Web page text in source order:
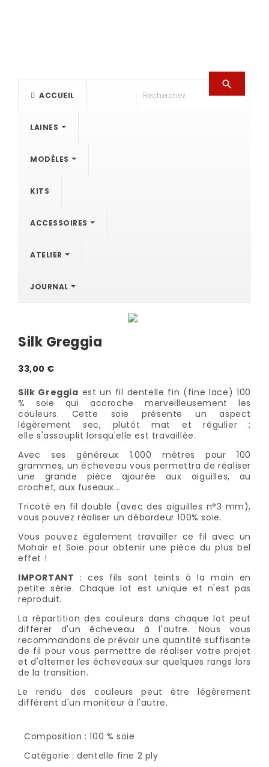
ACCUEIL
LAINES
MODÈLES
KITS
ACCESSOIRES
ATELIER
JOURNAL

Silk Greggia
33,00 €
Silk Greggia est un fil dentelle fin (fine lace) 100
% soie qui accroche merveilleusement les
couleurs. Cette soie présente un aspect
légèrement sec, plutôt mat et régulier ;
elle s'assouplit lorsqu'elle est travaillée.
Avec ses généreux 1.000 mètres pour 100
grammes, un écheveau vous permettra de réaliser
une grande pièce ajourée aux aiguilles, au
crochet, aux fuseaux...
Tricoté en fil double (avec des aiguilles n°3 mm),
vous pouvez réaliser un débardeur 100% soie.
Vous pouvez également travailler ce fil avec un
Mohair et Soie pour obtenir une pièce du plus bel
effet !
IMPORTANT : ces fils sont teints à la main en
petite série. Chaque lot est unique et n'est pas
reproduit.
La répartition des couleurs dans chaque lot peut
differer d'un écheveau à l'autre. Nous vous
recommandons de prévoir une quantité suffisante
de fil pour vous permettre de réaliser votre projet
et d'alterner les écheveaux sur quelques rangs lors
de la transition.
Le rendu des couleurs peut être légèrement
différent d'un moniteur à l'autre.
Composition : 100 % soie
Catégorie : dentelle fine 2 ply